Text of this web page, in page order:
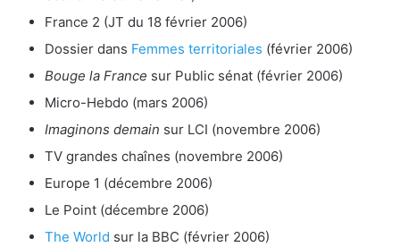
France 2 (JT du 18 février 2006)
Dossier dans Femmes territoriales (février 2006)
Bouge la France sur Public sénat (février 2006)
Micro-Hebdo (mars 2006)
Imaginons demain sur LCI (novembre 2006)
TV grandes chaînes (novembre 2006)
Europe 1 (décembre 2006)
Le Point (décembre 2006)
The World sur la BBC (février 2006)